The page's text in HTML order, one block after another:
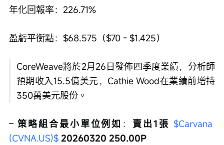
年化回報率：226.71%
盈虧平衡點：$68.575（$70 - $1.425）
CoreWeave將於2月26日發佈四季度業績，分析師
預期收入15.5億美元，Cathie Wood在業績前增持
350萬美元股份。
– 策略組合最小單位例如 ： 賣出1張 $Carvana
(CVNA.US)$ 20260320 250.00P